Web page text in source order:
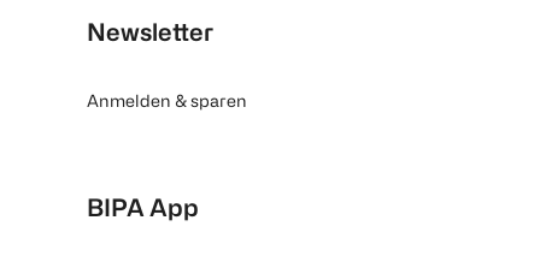
Newsletter
Anmelden & sparen
BIPA App